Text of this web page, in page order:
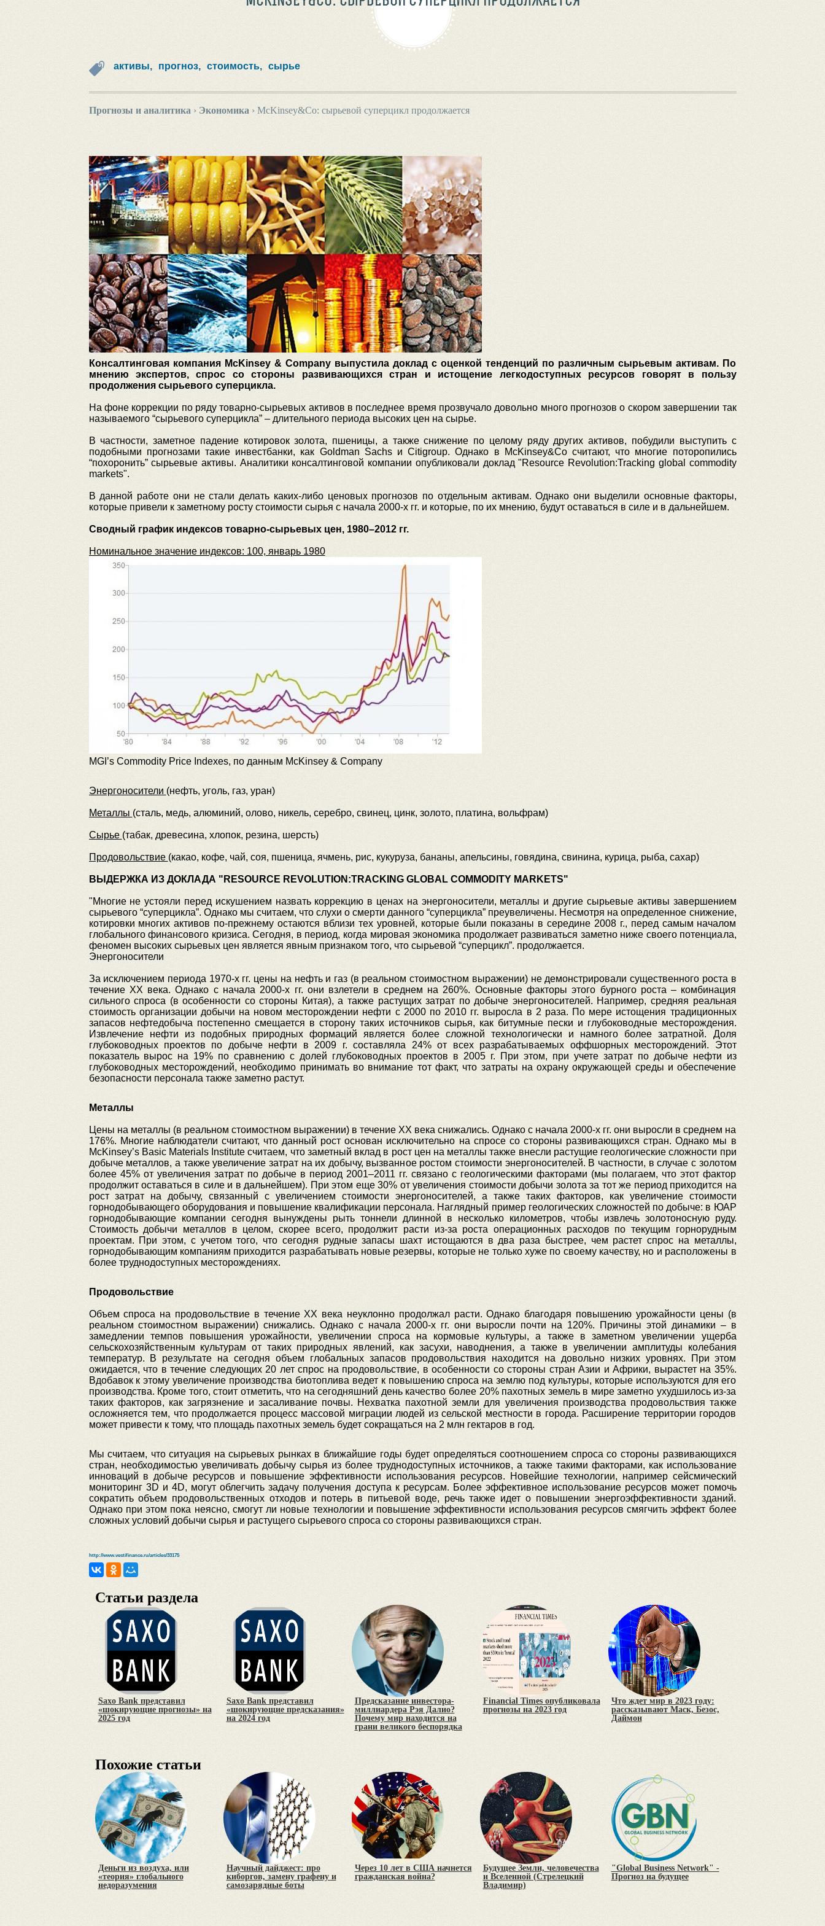
активы, прогноз, стоимость, сырье
Прогнозы и аналитика › Экономика › McKinsey&Co: сырьевой суперцикл продолжается
Консалтинговая компания McKinsey & Company выпустила доклад с оценкой тенденций по различным сырьевым активам. По
мнению экспертов, спрос со стороны развивающихся стран и истощение легкодоступных ресурсов говорят в пользу
продолжения сырьевого суперцикла.
На фоне коррекции по ряду товарно-сырьевых активов в последнее время прозвучало довольно много прогнозов о скором завершении так
называемого “сырьевого суперцикла” – длительного периода высоких цен на сырье.
В частности, заметное падение котировок золота, пшеницы, а также снижение по целому ряду других активов, побудили выступить с
подобными прогнозами такие инвестбанки, как Goldman Sachs и Citigroup. Однако в McKinsey&Co считают, что многие поторопились
“похоронить” сырьевые активы. Аналитики консалтинговой компании опубликовали доклад "Resource Revolution:Tracking global commodity
markets".
В данной работе они не стали делать каких-либо ценовых прогнозов по отдельным активам. Однако они выделили основные факторы,
которые привели к заметному росту стоимости сырья с начала 2000-х гг. и которые, по их мнению, будут оставаться в силе и в дальнейшем.
Сводный график индексов товарно-сырьевых цен, 1980–2012 гг.
Номинальное значение индексов: 100, январь 1980
MGI’s Commodity Price Indexеs, по данным McKinsey & Company
Энергоносители (нефть, уголь, газ, уран)
Металлы (сталь, медь, алюминий, олово, никель, серебро, свинец, цинк, золото, платина, вольфрам)
Сырье (табак, древесина, хлопок, резина, шерсть)
Продовольствие (какао, кофе, чай, соя, пшеница, ячмень, рис, кукуруза, бананы, апельсины, говядина, свинина, курица, рыба, сахар)
ВЫДЕРЖКА ИЗ ДОКЛАДА "RESOURCE REVOLUTION:TRACKING GLOBAL COMMODITY MARKETS"
"Многие не устояли перед искушением назвать коррекцию в ценах на энергоносители, металлы и другие сырьевые активы завершением
сырьевого “суперцикла”. Однако мы считаем, что слухи о смерти данного “суперцикла” преувеличены. Несмотря на определенное снижение,
котировки многих активов по-прежнему остаются вблизи тех уровней, которые были показаны в середине 2008 г., перед самым началом
глобального финансового кризиса. Сегодня, в период, когда мировая экономика продолжает развиваться заметно ниже своего потенциала,
феномен высоких сырьевых цен является явным признаком того, что сырьевой “суперцикл”. продолжается.
Энергоносители
За исключением периода 1970-х гг. цены на нефть и газ (в реальном стоимостном выражении) не демонстрировали существенного роста в
течение ХХ века. Однако с начала 2000-х гг. они взлетели в среднем на 260%. Основные факторы этого бурного роста – комбинация
сильного спроса (в особенности со стороны Китая), а также растущих затрат по добыче энергоносителей. Например, средняя реальная
стоимость организации добычи на новом месторождении нефти с 2000 по 2010 гг. выросла в 2 раза. По мере истощения традиционных
запасов нефтедобыча постепенно смещается в сторону таких источников сырья, как битумные пески и глубоководные месторождения.
Извлечение нефти из подобных природных формаций является более сложной технологически и намного более затратной. Доля
глубоководных проектов по добыче нефти в 2009 г. составляла 24% от всех разрабатываемых оффшорных месторождений. Этот
показатель вырос на 19% по сравнению с долей глубоководных проектов в 2005 г. При этом, при учете затрат по добыче нефти из
глубоководных месторождений, необходимо принимать во внимание тот факт, что затраты на охрану окружающей среды и обеспечение
безопасности персонала также заметно растут.
Металлы
Цены на металлы (в реальном стоимостном выражении) в течение ХХ века снижались. Однако с начала 2000-х гг. они выросли в среднем на
176%. Многие наблюдатели считают, что данный рост основан исключительно на спросе со стороны развивающихся стран. Однако мы в
McKinsey’s Basic Materials Institute считаем, что заметный вклад в рост цен на металлы также внесли растущие геологические сложности при
добыче металлов, а также увеличение затрат на их добычу, вызванное ростом стоимости энергоносителей. В частности, в случае с золотом
более 45% от увеличения затрат по добыче в период 2001–2011 гг. связано с геологическими факторами (мы полагаем, что этот фактор
продолжит оставаться в силе и в дальнейшем). При этом еще 30% от увеличения стоимости добычи золота за тот же период приходится на
рост затрат на добычу, связанный с увеличением стоимости энергоносителей, а также таких факторов, как увеличение стоимости
горнодобывающего оборудования и повышение квалификации персонала. Наглядный пример геологических сложностей по добыче: в ЮАР
горнодобывающие компании сегодня вынуждены рыть тоннели длинной в несколько километров, чтобы извлечь золотоносную руду.
Стоимость добычи металлов в целом, скорее всего, продолжит расти из-за роста операционных расходов по текущим горнорудным
проектам. При этом, с учетом того, что сегодня рудные запасы шахт истощаются в два раза быстрее, чем растет спрос на металлы,
горнодобывающим компаниям приходится разрабатывать новые резервы, которые не только хуже по своему качеству, но и расположены в
более труднодоступных месторождениях.
Продовольствие
Объем спроса на продовольствие в течение ХХ века неуклонно продолжал расти. Однако благодаря повышению урожайности цены (в
реальном стоимостном выражении) снижались. Однако с начала 2000-х гг. они выросли почти на 120%. Причины этой динамики – в
замедлении темпов повышения урожайности, увеличении спроса на кормовые культуры, а также в заметном увеличении ущерба
сельскохозяйственным культурам от таких природных явлений, как засухи, наводнения, а также в увеличении амплитуды колебания
температур. В результате на сегодня объем глобальных запасов продовольствия находится на довольно низких уровнях. При этом
ожидается, что в течение следующих 20 лет спрос на продовольствие, в особенности со стороны стран Азии и Африки, вырастет на 35%.
Вдобавок к этому увеличение производства биотоплива ведет к повышению спроса на землю под культуры, которые используются для его
производства. Кроме того, стоит отметить, что на сегодняшний день качество более 20% пахотных земель в мире заметно ухудшилось из-за
таких факторов, как загрязнение и засаливание почвы. Нехватка пахотной земли для увеличения производства продовольствия также
осложняется тем, что продолжается процесс массовой миграции людей из сельской местности в города. Расширение территории городов
может привести к тому, что площадь пахотных земель будет сокращаться на 2 млн гектаров в год.
Мы считаем, что ситуация на сырьевых рынках в ближайшие годы будет определяться соотношением спроса со стороны развивающихся
стран, необходимостью увеличивать добычу сырья из более труднодоступных источников, а также такими факторами, как использование
инноваций в добыче ресурсов и повышение эффективности использования ресурсов. Новейшие технологии, например сейсмический
мониторинг 3D и 4D, могут облегчить задачу получения доступа к ресурсам. Более эффективное использование ресурсов может помочь
сократить объем продовольственных отходов и потерь в питьевой воде, речь также идет о повышении энергоэффективности зданий.
Однако при этом пока неясно, смогут ли новые технологии и повышение эффективности использования ресурсов смягчить эффект более
сложных условий добычи сырья и растущего сырьевого спроса со стороны развивающихся стран.
http://www.vestifinance.ru/articles/33175
Статьи раздела
Saxo Bank представил
«шокирующие прогнозы» на
2025 год
Saxo Bank представил
«шокирующие предсказания»
на 2024 год
Предсказание инвестора-
миллиардера Рэя Далио?
Почему мир находится на
грани великого беспорядка
Financial Times опубликовала
прогнозы на 2023 год
Что ждет мир в 2023 году:
рассказывают Маск, Безос,
Даймон
Похожие статьи
Деньги из воздуха, или
«теория» глобального
недоразумения
Научный дайджест: про
киборгов, замену графену и
самозарядные боты
Через 10 лет в США начнется
гражданская война?
Будущее Земли, человечества
и Вселенной (Стрелецкий
Владимир)
"Global Business Network" -
Прогноз на будущее